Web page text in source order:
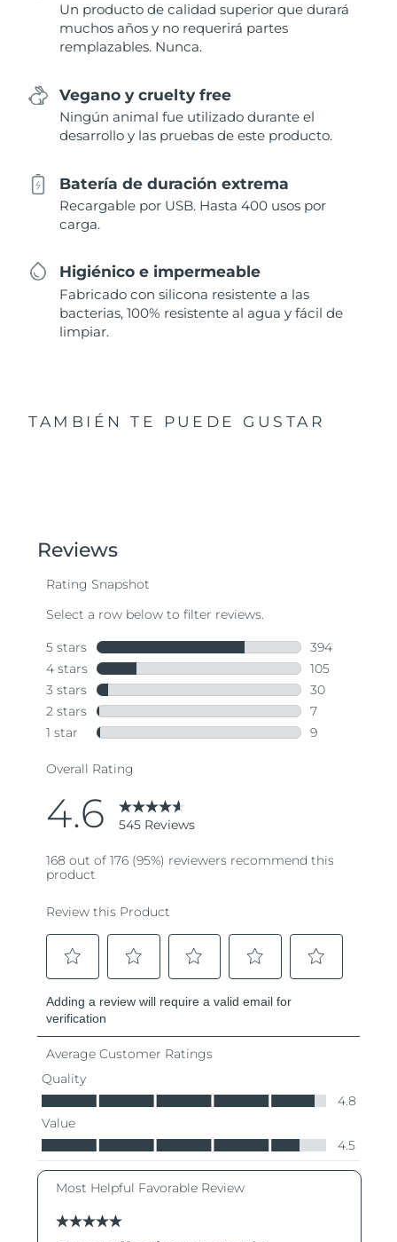
Un producto de calidad superior que durará
muchos años y no requerirá partes
remplazables. Nunca.
Vegano y cruelty free
Ningún animal fue utilizado durante el
desarrollo y las pruebas de este producto.
Batería de duración extrema
Recargable por USB. Hasta 400 usos por
carga.
Higiénico e impermeable
Fabricado con silicona resistente a las
bacterias, 100% resistente al agua y fácil de
limpiar.
TAMBIÉN TE PUEDE GUSTAR